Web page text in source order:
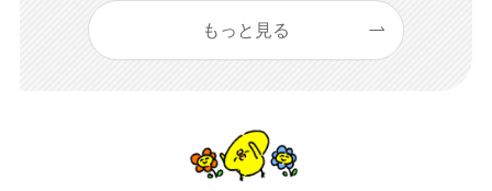
もっと見る